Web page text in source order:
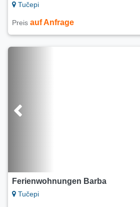
Tučepi
Preis auf Anfrage
Ferienwohnungen Barba
Tučepi